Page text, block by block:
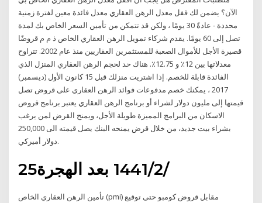
الآن؟ يضمن لك قفل معدل الرهن العقاري معدل فائدة معين لفترة زمنية
محددة - عادةً 30 يومًا ، ولكن قد تتمكن من تأمين السعر الخاص بك لمدة
تصل إلى 60 يومًا. يقدم شركاء تمويل الرهن العقاري الخاص ذ م م قروضًا
قصيرة الأجل للأموال الصعبة للمستثمرين العقاريين منذ عام 2002. تتراوح
معدلاتها بين 12٪ و 12.75٪. هناك حد لحجم الرهن العقاري المنزل الذي
الفائدة قابلة للخصم. إذا اشتريت منزلك قبل 15 كانون الأول (ديسمبر)
2017 ، يمكنك خصم مدفوعات فوائد الرهن العقاري على قروض تصل
قيمتها إلى مليون دولار لشراء أو برنامج الرهن العقاري يعتبر برنامج قروض
الاسكان من البرامج المميزة طويلة الأجل، ويمنح القرض لمن يرغب
بشراء بيت جديد، من خلال قرض يمنحه البنك يصل قيمته الى 250,000
دولار أميركي.
25‏‏/2‏‏/1441 بعد الهجرة
تأمين الرهن العقاري الخاص (pmi) مقابل قروض كومبو حتى توقيع